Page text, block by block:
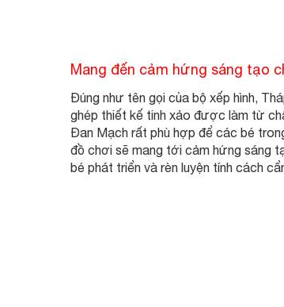
Mang đến cảm hứng sáng tạo
Đúng như tên gọi của bộ xếp hình,
ghép thiết kế tinh xảo được làm từ
Đan Mạch rất phù hợp để các bé
đồ chơi sẽ mang tới cảm hứng sáng
bé phát triển và rèn luyện tính cách